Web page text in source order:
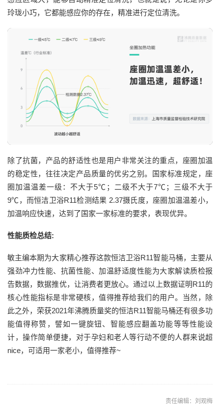
玲珑小巧，它都能感应你的存在，精准进行定位清洗。
除了抗菌，产品的舒适性也是用户非常关注的重点，座圈加温
的稳定性，往往决定产品质量的优劣之别。国家标准规定，座
圈加温温差一级：不大于5℃；二级不大于7℃；三级不大于
9℃，而恒洁卫浴R11检测结果 2.37摄氏度，座圈加温温差小，
加温响应快速，达到了国家一家标准的要求，表现优异。
性能质检总结:
敏主编本期为大家精心推荐这款恒洁卫浴R11智能马桶，主要从
强劲冲力性能、抗菌性能、加温舒适度性能为大家解读质检报
告数据，数据推优，让消费者更放心。通过以上数据证明R11的
核心性能指标是非常硬核，值得推荐给我们的用户。当然，除
此之外，荣获2021年沸腾质量奖的恒洁R11智能马桶还有很多功
能值得称赞，譬如一键旋钮、智能感应翻盖功能等等性能设
计，操作简单便捷，对于孕妇和老人等行动不便的人群来说超
nice，可适用一家老小，值得推荐~
责任编辑：刘观梅